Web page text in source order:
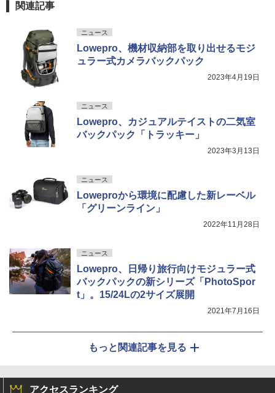
関連記事
ニュース
Lowepro、機材収納部を取り出せるモジ
ュラー式カメラバックパック
2023年4月19日
ニュース
Lowepro、カジュアルテイストの二気室
バックパック「トラッキー」
2023年3月13日
ニュース
Loweproから環境に配慮した新レーベル
「グリーンライン」
2022年11月28日
ニュース
Lowepro、日帰り旅行向けモジュラー式
バックパックの新シリーズ「PhotoSpor
t」。15/24Lの2サイズ展開
2021年7月16日
もっと関連記事を見る
アクセスランキング